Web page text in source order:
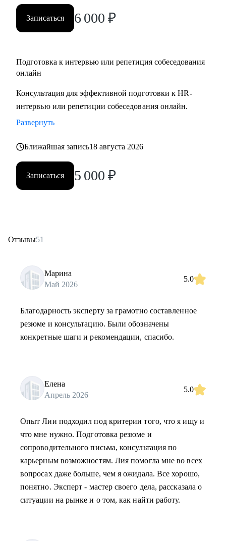
вами.
Записаться
6 000 ₽
Подготовка к интервью или репетиция собеседования
онлайн
Консультация для эффективной подготовки к HR-
интервью или репетиции собеседования онлайн.
Развернуть
Ближайшая запись18 августа 2026
Записаться 5 000 ₽
Отзывы51
Марина
Май 2026
5.0
Благодарность эксперту за грамотно составленное
резюме и консультацию. Были обозначены
конкретные шаги и рекомендации, спасибо.
Елена
Апрель 2026
5.0
Опыт Лии подходил под критерии того, что я ищу и
что мне нужно. Подготовка резюме и
сопроводительного письма, консультация по
карьерным возможностям. Лия помогла мне во всех
вопросах даже больше, чем я ожидала. Все хорошо,
понятно. Эксперт - мастер своего дела, рассказала о
ситуации на рынке и о том, как найти работу.